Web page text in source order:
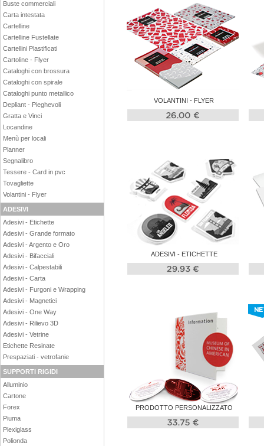
Buste commerciali
Carta intestata
Cartelline
Cartelline Fustellate
Cartellini Plastificati
Cartoline - Flyer
Cataloghi con brossura
Cataloghi con spirale
Cataloghi punto metallico
Depliant - Pieghevoli
Gratta e Vinci
Locandine
Menù per locali
Planner
Segnalibro
Tessere - Card in pvc
Tovagliette
Volantini - Flyer
ADESIVI
Adesivi - Etichette
Adesivi - Grande formato
Adesivi - Argento e Oro
Adesivi - Bifacciali
Adesivi - Calpestabili
Adesivi - Carta
Adesivi - Furgoni e Wrapping
Adesivi - Magnetici
Adesivi - One Way
Adesivi - Rilievo 3D
Adesivi - Vetrine
Etichette Resinate
Prespaziati - vetrofanie
SUPPORTI RIGIDI
Alluminio
Cartone
Forex
Piuma
Plexiglass
Polionda
VOLANTINI - FLYER
ADESIVI - ETICHETTE
PRODOTTO PERSONALIZZATO